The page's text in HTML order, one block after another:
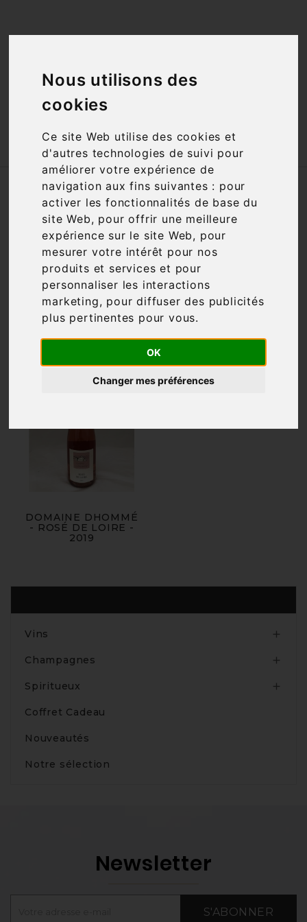
Nous utilisons des
cookies
Ce site Web utilise des cookies et
d'autres technologies de suivi pour
améliorer votre expérience de
navigation aux fins suivantes : pour
activer les fonctionnalités de base du
site Web, pour offrir une meilleure
expérience sur le site Web, pour
mesurer votre intérêt pour nos
produits et services et pour
personnaliser les interactions
marketing, pour diffuser des publicités
plus pertinentes pour vous.
OK
Changer mes préférences
Accueil Vins Cépage Grolleau
Filtre 1 article
Pertinence 
DOMAINE DHOMMÉ
- ROSÉ DE LOIRE -
2019
Vins 
Champagnes 
Spiritueux 
Coffret Cadeau
Nouveautés
Notre sélection
Newsletter
S'ABONNER